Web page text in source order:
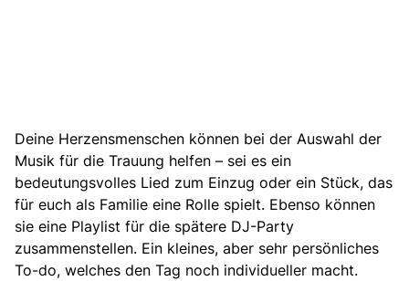
Deine Herzensmenschen können bei der Auswahl der
Musik für die Trauung helfen – sei es ein
bedeutungsvolles Lied zum Einzug oder ein Stück, das
für euch als Familie eine Rolle spielt. Ebenso können
sie eine Playlist für die spätere DJ-Party
zusammenstellen. Ein kleines, aber sehr persönliches
To-do, welches den Tag noch individueller macht.